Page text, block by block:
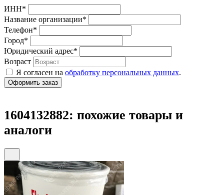
ИНН*
Название организации*
Телефон*
Город*
Юридический адрес*
Возраст
Я согласен на обработку персональных данных.
1604132882: похожие товары и
аналоги